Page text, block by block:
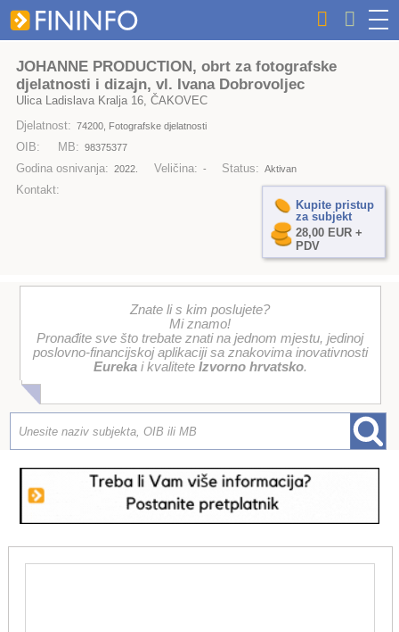
JOHANNE PRODUCTION, obrt za fotografske
djelatnosti i dizajn, vl. Ivana Dobrovoljec
Ulica Ladislava Kralja 16, ČAKOVEC
Djelatnost: 74200, Fotografske djelatnosti
OIB: MB: 98375377
Godina osnivanja: 2022. Veličina: - Status: Aktivan
Kontakt:
Kupite pristup
za subjekt
28,00 EUR +
PDV
Znate li s kim poslujete?
Mi znamo!
Pronađite sve što trebate znati na jednom mjestu, jedinoj
poslovno-financijskoj aplikaciji sa znakovima inovativnosti
Eurekai kvalitete Izvorno hrvatsko.